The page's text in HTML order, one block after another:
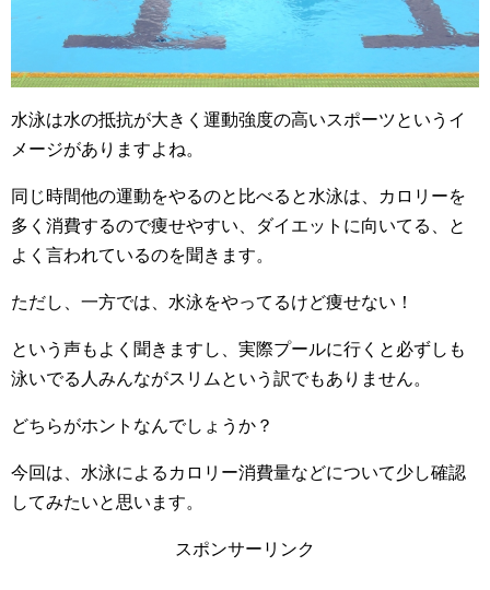
水泳は水の抵抗が大きく運動強度の高いスポーツというイ
メージがありますよね。
同じ時間他の運動をやるのと比べると水泳は、カロリーを
多く消費するので痩せやすい、ダイエットに向いてる、と
よく言われているのを聞きます。
ただし、一方では、水泳をやってるけど痩せない！
という声もよく聞きますし、実際プールに行くと必ずしも
泳いでる人みんながスリムという訳でもありません。
どちらがホントなんでしょうか？
今回は、水泳によるカロリー消費量などについて少し確認
してみたいと思います。
スポンサーリンク